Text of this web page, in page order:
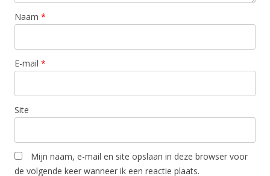
Naam *
E-mail *
Site
Mijn naam, e-mail en site opslaan in deze browser voor
de volgende keer wanneer ik een reactie plaats.